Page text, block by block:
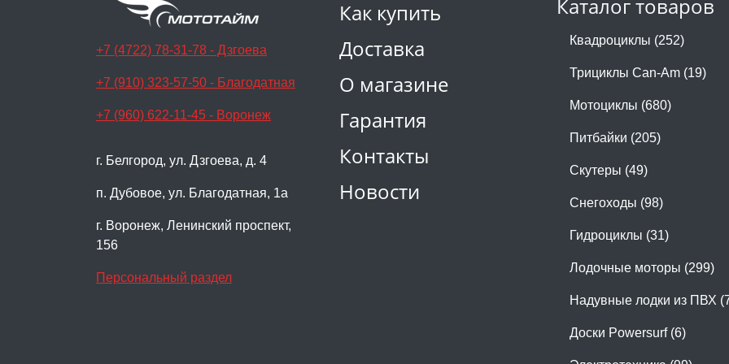
Как купить
Доставка
О магазине
Гарантия
Контакты
Новости
Каталог товаров
Квадроциклы (252)
Трициклы Can-Am (19)
Мотоциклы (680)
Питбайки (205)
Скутеры (49)
Снегоходы (98)
Гидроциклы (31)
Лодочные моторы (299)
Надувные лодки из ПВХ
Доски Powersurf (6)
+7 (4722) 78-31-78 - Дзгоева
+7 (910) 323-57-50 - Благодатная
+7 (960) 622-11-45 - Воронеж
г. Белгород, ул. Дзгоева, д. 4
п. Дубовое, ул. Благодатная, 1а
г. Воронеж, Ленинский проспект,
156
Персональный раздел